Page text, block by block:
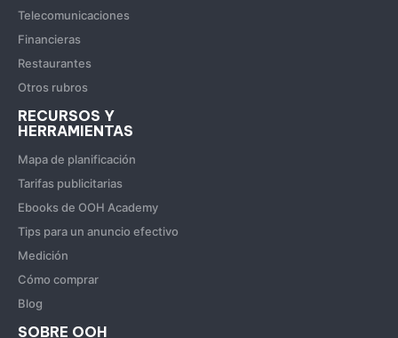
Telecomunicaciones
Financieras
Restaurantes
Otros rubros
RECURSOS Y
HERRAMIENTAS
Mapa de planificación
Tarifas publicitarias
Ebooks de OOH Academy
Tips para un anuncio efectivo
Medición
Cómo comprar
Blog
SOBRE OOH